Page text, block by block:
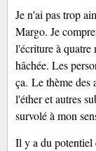
Je n'ai pas trop
Margo. Je
l'écriture à quatre
hâchée. Les
ça. Le thème des
l'éther et autres
survolé à mon
Il y a du potentiel